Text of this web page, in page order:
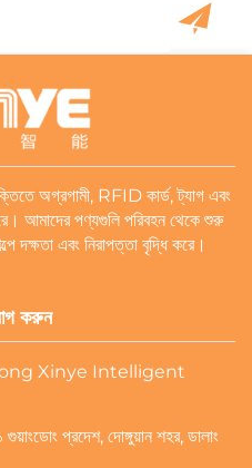
অগ্রগামী, RFID কার্ড, ট্যাগ এবং
আমাদের পণ্যগুলি পরিবহন থেকে শুরু
দক্ষতা এবং নিরাপত্তা বৃদ্ধি করে।
করুন
Xinye Intelligent
প্রদেশ, দোঙ্গুয়ান শহর, ডালাং